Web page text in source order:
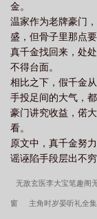
金。
温家作为老牌豪门
盛，但骨子里那点
真千金找回来，处
不得台面。
相比之下，假千金
手投足间的大气，
豪门讲究收益，偌
看。
原文中，真千金努
谣诬陷手段层出不
无敌玄医李大宝笔趣阁
窗 主角时岁晏听礼全